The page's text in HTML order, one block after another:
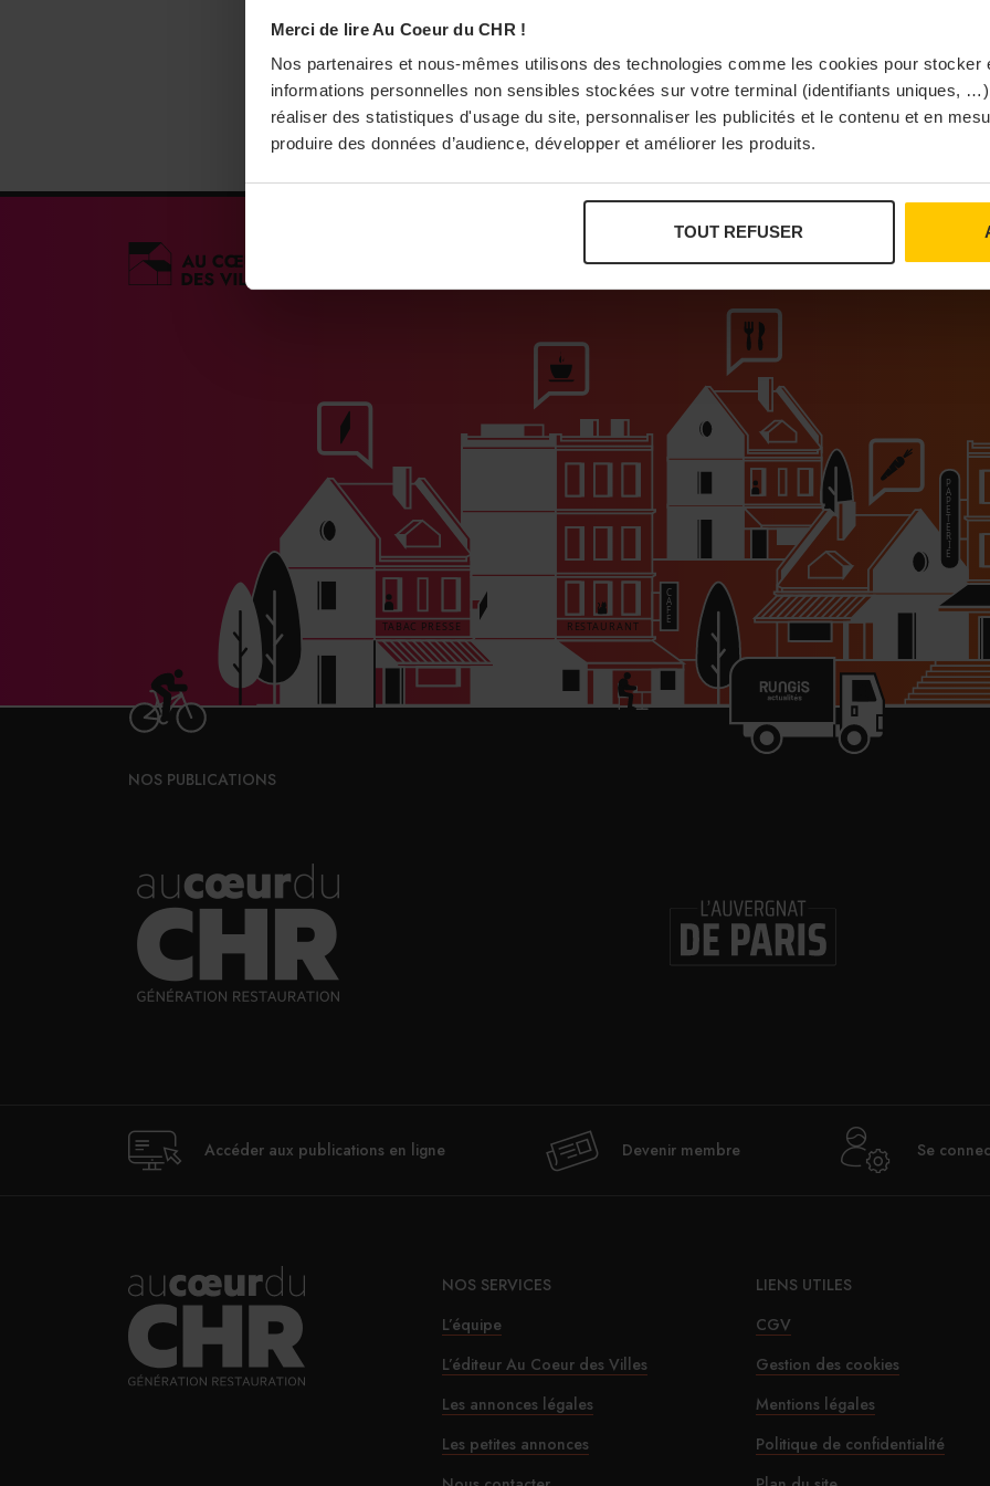
Merci de lire Au Coeur du CHR !
Nos partenaires et nous-mêmes utilisons des technologies comme les cookies pour stocker
informations personnelles non sensibles stockées sur votre terminal (identifiants uniques,
réaliser des statistiques d'usage du site, personnaliser les publicités et le contenu et en
produire des données d’audience, développer et améliorer les produits.
TOUT REFUSER
À
Les
Médias engagés pour que vivent les commerces de proximité
NOS PUBLICATIONS
Accéder aux publications en ligne Devenir membre Se
NOS SERVICES
L’équipe
L’éditeur Au Coeur des Villes
Les annonces légales
Les petites annonces
LIENS UTILES
CGV
Gestion des cookies
Mentions légales
Politique de confidentialité